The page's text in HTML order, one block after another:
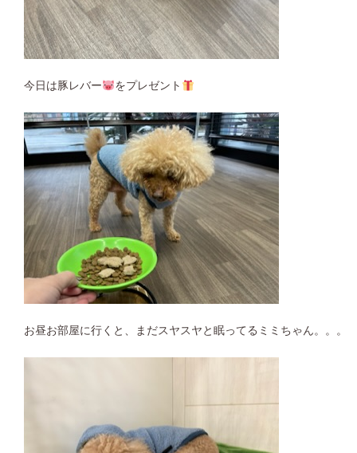
今日は豚レバー をプレゼント
お昼お部屋に行くと、まだスヤスヤと眠ってるミミちゃん。。。